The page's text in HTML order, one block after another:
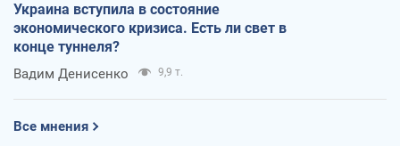
Украина вступила в состояние
экономического кризиса. Есть ли свет в
конце туннеля?
Вадим Денисенко 9,9 т.
Все мнения